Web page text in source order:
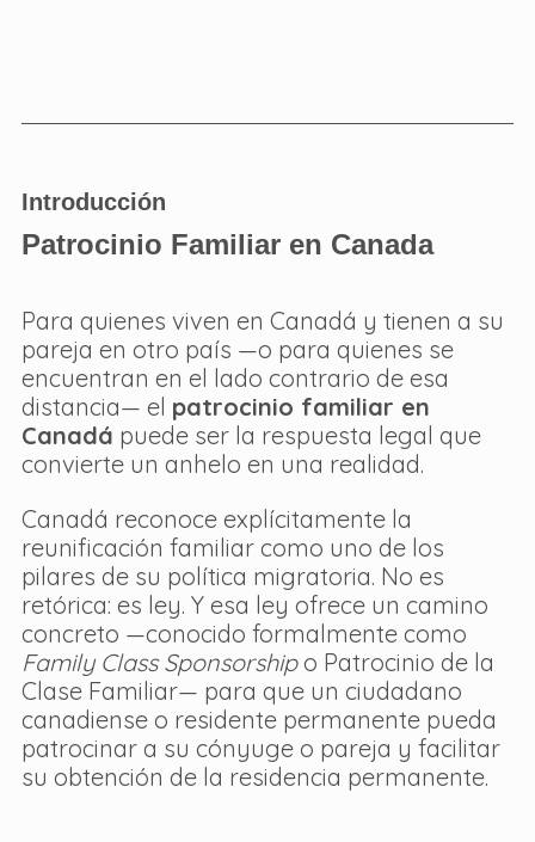
Introducción
Patrocinio Familiar en Canada
Para quienes viven en Canadá y tienen a su
pareja en otro país —o para quienes se
encuentran en el lado contrario de esa
distancia— el patrocinio familiar en
Canadá puede ser la respuesta legal que
convierte un anhelo en una realidad.
Canadá reconoce explícitamente la
reunificación familiar como uno de los
pilares de su política migratoria. No es
retórica: es ley. Y esa ley ofrece un camino
concreto —conocido formalmente como
Family Class Sponsorship o Patrocinio de la
Clase Familiar— para que un ciudadano
canadiense o residente permanente pueda
patrocinar a su cónyuge o pareja y facilitar
su obtención de la residencia permanente.